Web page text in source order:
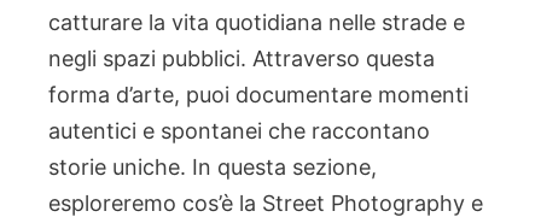
catturare la vita quotidiana nelle strade e
negli spazi pubblici. Attraverso questa
forma d’arte, puoi documentare momenti
autentici e spontanei che raccontano
storie uniche. In questa sezione,
esploreremo cos’è la Street Photography e